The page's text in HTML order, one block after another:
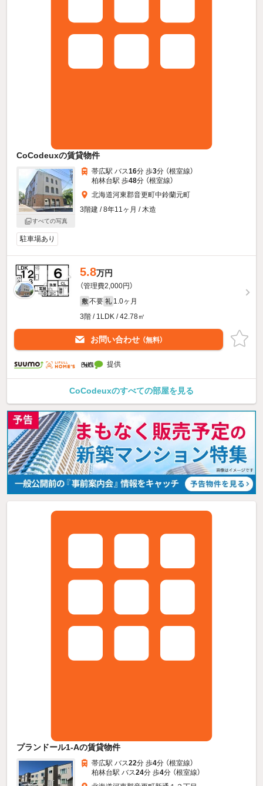
CoCodeuxの賃貸物件
すべての写真
帯広駅 バス16分 歩3分 （根室線）
柏林台駅 歩48分 （根室線）
北海道河東郡音更町中鈴蘭元町
3階建 / 8年11ヶ月 / 木造
駐車場あり
5.8万円
（管理費2,000円）
敷 不要 礼 1.0ヶ月
3階 / 1LDK / 42.78㎡
お問い合わせ （無料）
提供
CoCodeuxのすべての部屋を見る
プランドール1-Aの賃貸物件
帯広駅 バス22分 歩4分 （根室線）
柏林台駅 バス24分 歩4分 （根室線）